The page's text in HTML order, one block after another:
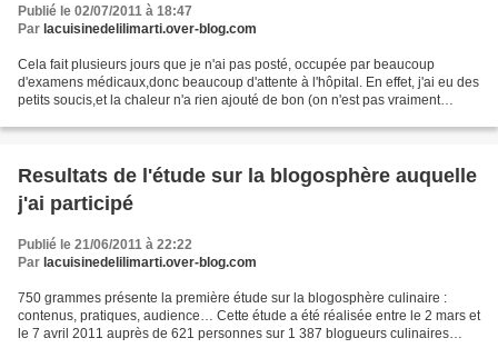
Publié le 02/07/2011 à 18:47
Par lacuisinedelilimarti.over-blog.com
Cela fait plusieurs jours que je n'ai pas posté, occupée par beaucoup
d'examens médicaux,donc beaucoup d'attente à l'hôpital. En effet, j'ai eu des
petits soucis,et la chaleur n'a rien ajouté de bon (on n'est pas vraiment
Resultats de l'étude sur la blogosphère auquelle
j'ai participé
Publié le 21/06/2011 à 22:22
Par lacuisinedelilimarti.over-blog.com
750 grammes présente la première étude sur la blogosphère culinaire :
contenus, pratiques, audience… Cette étude a été réalisée entre le 2 mars et
le 7 avril 2011 auprès de 621 personnes sur 1 387 blogueurs culinaires